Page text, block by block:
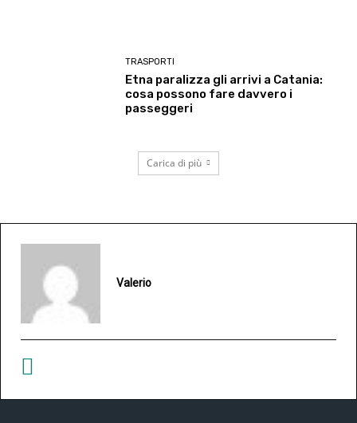
TRASPORTI
Etna paralizza gli arrivi a Catania:
cosa possono fare davvero i
passeggeri
Carica di più
Valerio